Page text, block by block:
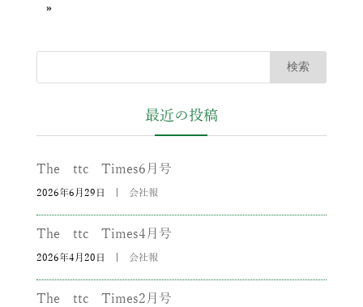
»
最近の投稿
The ttc Times6月号
2026年6月29日 会社報
The ttc Times4月号
2026年4月20日 会社報
The ttc Times2月号